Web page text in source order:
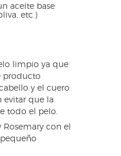
aceite base
etc.)
limpio ya que
producto
y el cuero
evitar que la
todo el pelo.
con el